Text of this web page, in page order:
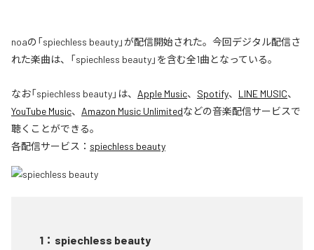
noaの「spiechless beauty」が配信開始された。今回デジタル配信さ
れた楽曲は、「spiechless beauty」を含む全1曲となっている。
なお「spiechless beauty」は、 Apple Music、 Spotify、 LINE MUSIC、
YouTube Music、 Amazon Music Unlimitedなどの音楽配信サービスで
聴くことができる。
各配信サービス： spiechless beauty
1 ： spiechless beauty